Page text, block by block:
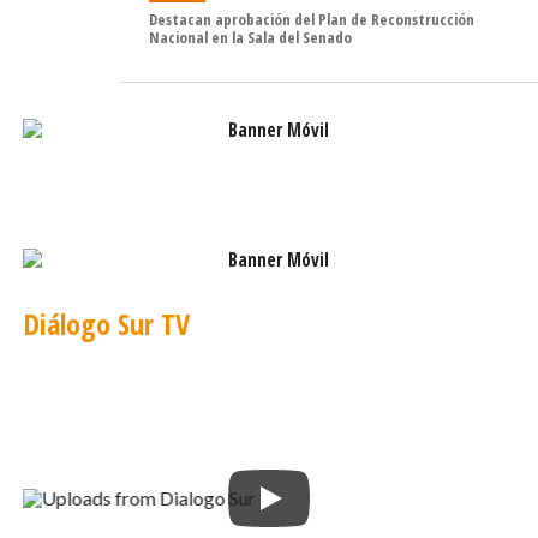
estudiantes a nivel nacional”.
suscripción de un contrato entre el MTT y los dueños de
Destacan aprobación del Plan de Reconstrucción
Nacional en la Sala del Senado
Diálogo Sur TV